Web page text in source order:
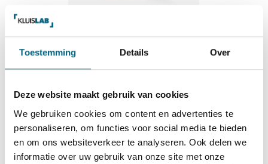
Toestemming Details Over
Deze website maakt gebruik van cookies
We gebruiken cookies om content en advertenties te
personaliseren, om functies voor social media te bieden
en om ons websiteverkeer te analyseren. Ook delen we
informatie over uw gebruik van onze site met onze
Qualis
Qualis IV size 3
3.960,-
Op voorraad
Bekijk de reviews